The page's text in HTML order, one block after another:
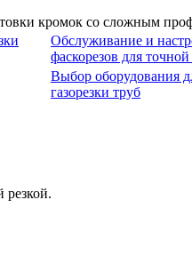
Обслуживание и
фаскорезов для точной
Выбор оборудования
газорезки труб
резкой.